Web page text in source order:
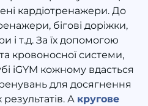
кардіотренажери. До
бігові доріжки,
і т.д. За їх допомогою
кровоносної системи,
iGYM кожному вдасться
для досягнення
А кругове